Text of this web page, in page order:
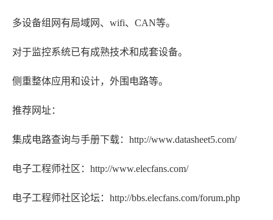
多设备组网有局域网、wifi、CAN等。
对于监控系统已有成熟技术和成套设备。
侧重整体应用和设计，外围电路等。
推荐网址：
集成电路查询与手册下载：http://www.datasheet5.com/
电子工程师社区：http://www.elecfans.com/
电子工程师社区论坛：http://bbs.elecfans.com/forum.php